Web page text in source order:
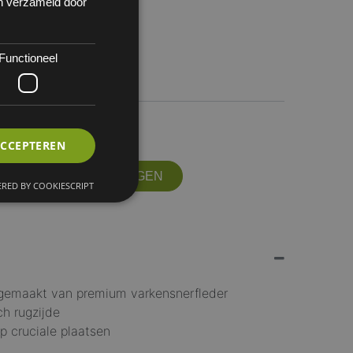
11/XXL
OFFERTE AANVRAGEN
van premium varkensnerfleder
rugzijde
cruciale plaatsen
Functioneel
BY COOKIESCRIPT